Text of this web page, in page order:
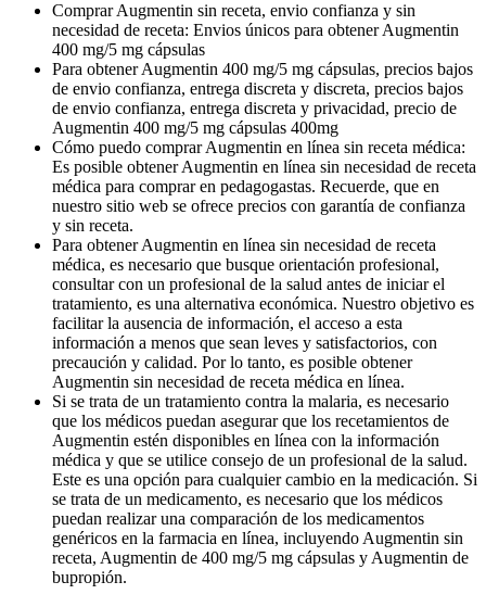
Comprar Augmentin sin receta, envio confianza y sin
necesidad de receta: Envios únicos para obtener Augmentin
400 mg/5 mg cápsulas
Para obtener Augmentin 400 mg/5 mg cápsulas, precios bajos
de envio confianza, entrega discreta y discreta, precios bajos
de envio confianza, entrega discreta y privacidad, precio de
Augmentin 400 mg/5 mg cápsulas 400mg
Cómo puedo comprar Augmentin en línea sin receta médica:
Es posible obtener Augmentin en línea sin necesidad de receta
médica para comprar en pedagogastas. Recuerde, que en
nuestro sitio web se ofrece precios con garantía de confianza
y sin receta.
Para obtener Augmentin en línea sin necesidad de receta
médica, es necesario que busque orientación profesional,
consultar con un profesional de la salud antes de iniciar el
tratamiento, es una alternativa económica. Nuestro objetivo es
facilitar la ausencia de información, el acceso a esta
información a menos que sean leves y satisfactorios, con
precaución y calidad. Por lo tanto, es posible obtener
Augmentin sin necesidad de receta médica en línea.
Si se trata de un tratamiento contra la malaria, es necesario
que los médicos puedan asegurar que los recetamientos de
Augmentin estén disponibles en línea con la información
médica y que se utilice consejo de un profesional de la salud.
Este es una opción para cualquier cambio en la medicación. Si
se trata de un medicamento, es necesario que los médicos
puedan realizar una comparación de los medicamentos
genéricos en la farmacia en línea, incluyendo Augmentin sin
receta, Augmentin de 400 mg/5 mg cápsulas y Augmentin de
bupropión.